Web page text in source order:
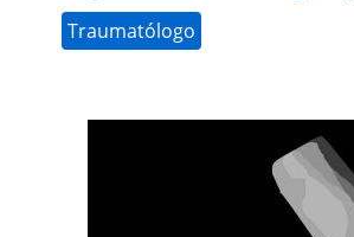
Traumatólogo